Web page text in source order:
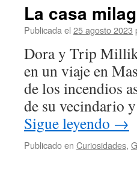
La casa
Publicada el 25 agosto 2023
Dora y Trip
en un viaje en
de los incendios
de su vecindario
Sigue leyendo →
Publicado en Curiosidades,